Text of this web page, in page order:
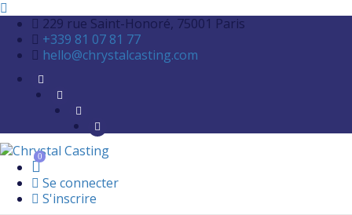
229 rue Saint-Honoré, 75001 Paris
+339 81 07 81 77
hello@chrystalcasting.com
0
Se connecter
S'inscrire